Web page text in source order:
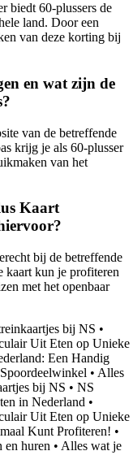
biedt 60-plussers de
land. Door een
van deze korting bij
en wat zijn de
van de betreffende
krijg je als 60-plusser
van het
Kaart
bij de betreffende
kaart kun je profiteren
met het openbaar
bij NS •
Uit Eten op Unieke
Een Handig
• Alles
bij NS • NS
in Nederland •
Uit Eten op Unieke
Kunt Profiteren! •
en huren • Alles wat je